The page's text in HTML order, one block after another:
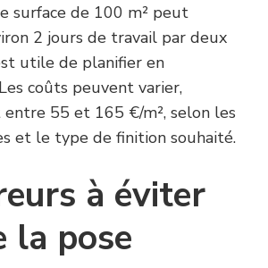
surface de 100 m² peut
2 jours de travail par deux
utile de planifier en
coûts peuvent varier,
55 et 165 €/m², selon les
et le type de finition souhaité.
à éviter
la pose